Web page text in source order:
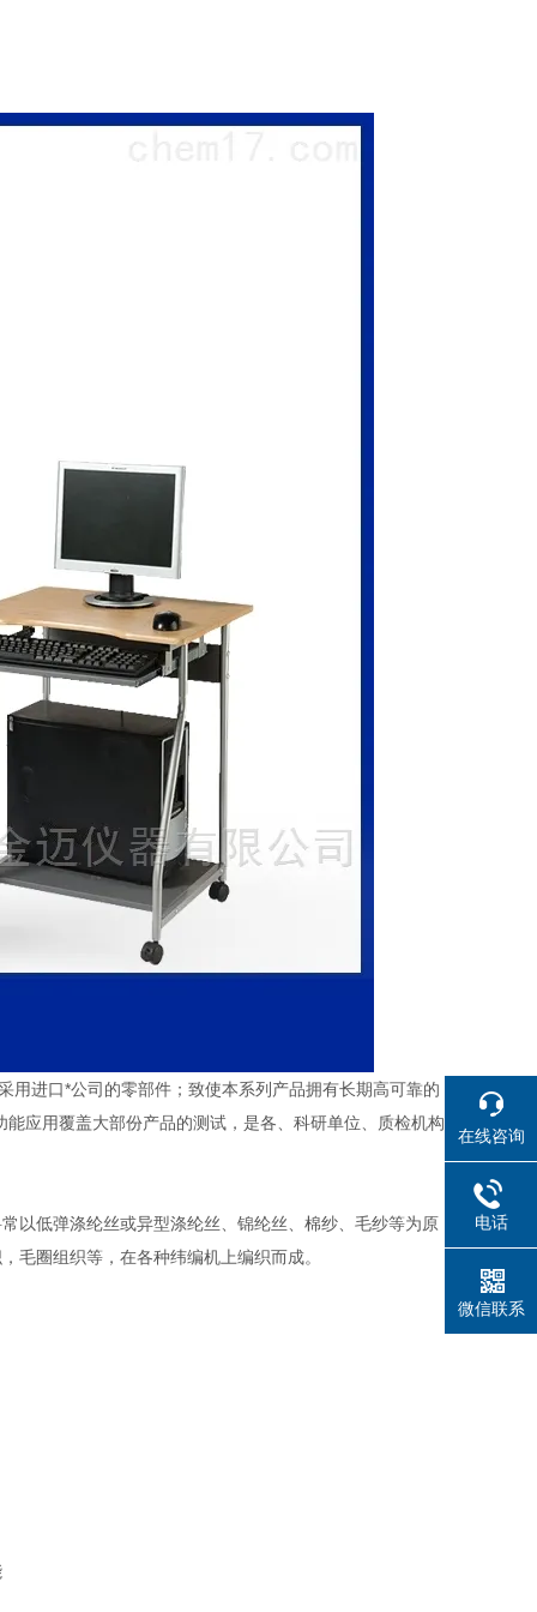
用进口*公司的零部件；致使本系列产品拥有长期高可靠的
应用覆盖大部份产品的测试，是各、科研单位、质检机构
以低弹涤纶丝或异型涤纶丝、锦纶丝、棉纱、毛纱等为原
毛圈组织等，在各种纬编机上编织而成。
在线咨询
电话
微信联系